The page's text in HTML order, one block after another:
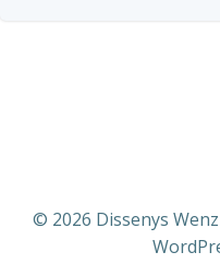
© 2026 Dissenys